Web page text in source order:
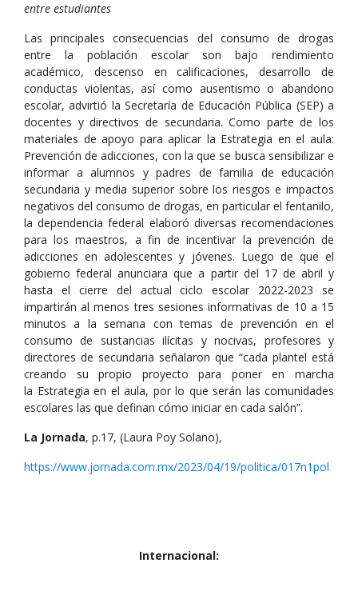
entre estudiantes
Las principales consecuencias del consumo de drogas
entre la población escolar son bajo rendimiento
académico, descenso en calificaciones, desarrollo de
conductas violentas, así como ausentismo o abandono
escolar, advirtió la Secretaría de Educación Pública (SEP) a
docentes y directivos de secundaria. Como parte de los
materiales de apoyo para aplicar la Estrategia en el aula:
Prevención de adicciones, con la que se busca sensibilizar e
informar a alumnos y padres de familia de educación
secundaria y media superior sobre los riesgos e impactos
negativos del consumo de drogas, en particular el fentanilo,
la dependencia federal elaboró diversas recomendaciones
para los maestros, a fin de incentivar la prevención de
adicciones en adolescentes y jóvenes. Luego de que el
gobierno federal anunciara que a partir del 17 de abril y
hasta el cierre del actual ciclo escolar 2022-2023 se
impartirán al menos tres sesiones informativas de 10 a 15
minutos a la semana con temas de prevención en el
consumo de sustancias ilícitas y nocivas, profesores y
directores de secundaria señalaron que “cada plantel está
creando su propio proyecto para poner en marcha
la Estrategia en el aula, por lo que serán las comunidades
escolares las que definan cómo iniciar en cada salón”.
La Jornada, p.17, (Laura Poy Solano),
https://www.jornada.com.mx/2023/04/19/politica/017n1pol
Internacional: